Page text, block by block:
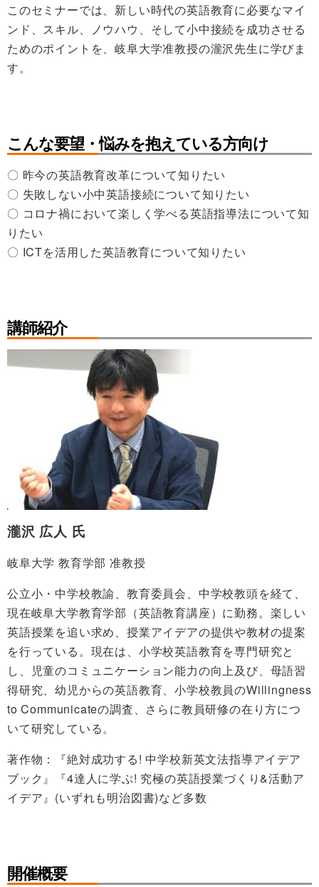
このセミナーでは、新しい時代の英語教育に必要なマイ
ンド、スキル、ノウハウ、そして小中接続を成功させる
ためのポイントを、岐阜大学准教授の瀧沢先生に学びま
す。
こんな要望・悩みを抱えている方向け
〇 昨今の英語教育改革について知りたい
〇 失敗しない小中英語接続について知りたい
〇 コロナ禍において楽しく学べる英語指導法について知
りたい
〇 ICTを活用した英語教育について知りたい
講師紹介
瀧沢 広人 氏
岐阜大学 教育学部 准教授
公立小・中学校教諭、教育委員会、中学校教頭を経て、
現在岐阜大学教育学部（英語教育講座）に勤務。楽しい
英語授業を追い求め、授業アイデアの提供や教材の提案
を行っている。現在は、小学校英語教育を専門研究と
し、児童のコミュニケーション能力の向上及び、母語習
得研究、幼児からの英語教育、小学校教員のWillingness
to Communicateの調査、さらに教員研修の在り方につ
いて研究している。
著作物：『絶対成功する! 中学校新英文法指導アイデア
ブック』『4達人に学ぶ! 究極の英語授業づくり&活動ア
イデア』(いずれも明治図書)など多数
開催概要